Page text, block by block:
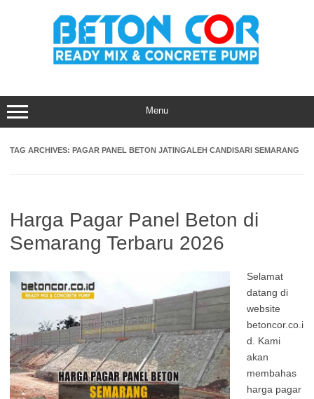
Menu
TAG ARCHIVES: PAGAR PANEL BETON JATINGALEH CANDISARI SEMARANG
Harga Pagar Panel Beton di
Semarang Terbaru 2026
Selamat
datang di
website
betoncor.co.i
d. Kami
akan
membahas
harga pagar